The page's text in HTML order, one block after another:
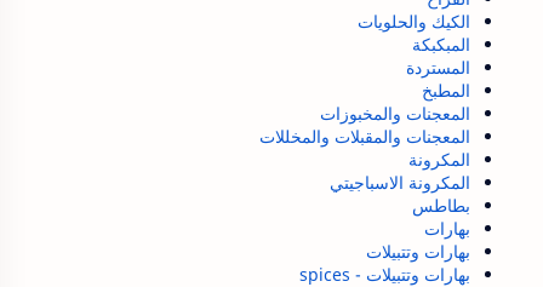
الكيك والحلويات
المبكبكة
المستردة
المطبخ
المعجنات والمخبوزات
المعجنات والمقبلات والمخللات
المكرونة
المكرونة الاسباجيتي
بطاطس
بهارات
بهارات وتتبيلات
بهارات وتتبيلات - spices